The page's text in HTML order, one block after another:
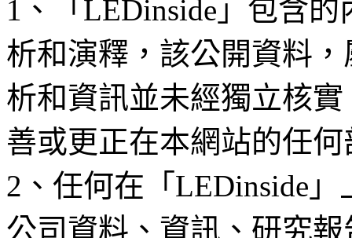
1、「LEDinside」包含
析和演釋，該公開資料
析和資訊並未經獨立核
善或更正在本網站的任
2、任何在「LEDinside
公司資料、資訊、研究